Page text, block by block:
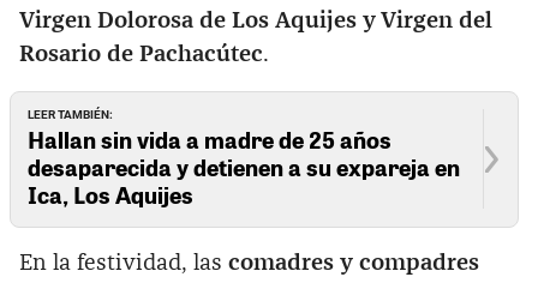
Virgen Dolorosa de Los Aquijes y Virgen del
Rosario de Pachacútec.
LEER TAMBIÉN:
Hallan sin vida a madre de 25 años
desaparecida y detienen a su expareja en
Ica, Los Aquijes
En la festividad, las comadres y compadres